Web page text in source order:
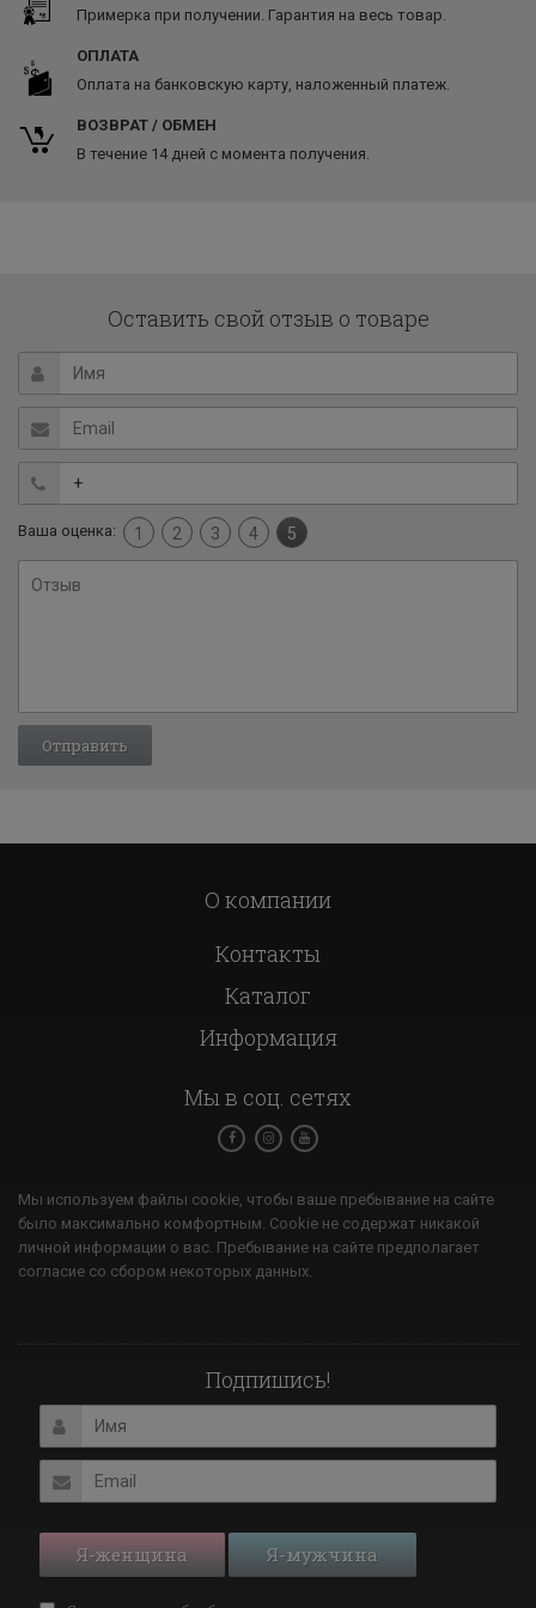
Примерка при получении. Гарантия на весь товар.
ОПЛАТА
Оплата на банковскую карту, наложенный платеж.
ВОЗВРАТ / ОБМЕН
В течение 14 дней с момента получения.
Оставить свой отзыв о товаре
Ваша оценка: 1 2 3 4 5
О компании
Контакты
Каталог
Информация
Мы в соц. сетях
Мы используем файлы cookie, чтобы ваше пребывание на сайте
было максимально комфортным. Cookie не содержат никакой
личной информации о вас. Пребывание на сайте предполагает
согласие со сбором некоторых данных.
Подпишись!
Я-женщина Я-мужчина